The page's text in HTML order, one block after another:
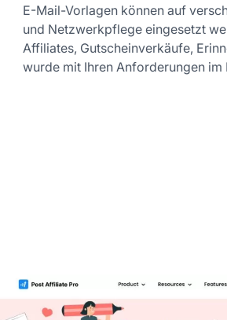
E-Mail-Vorlagen können auf
und Netzwerkpflege eingesetzt
Affiliates, Gutscheinverkäufe,
wurde mit Ihren Anforderungen im